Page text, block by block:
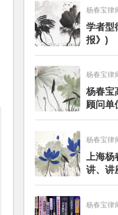
杨春宝律
学者型
报》)
杨春宝律
杨春宝
顾问单
杨春宝律
上海
讲、讲
杨春宝律